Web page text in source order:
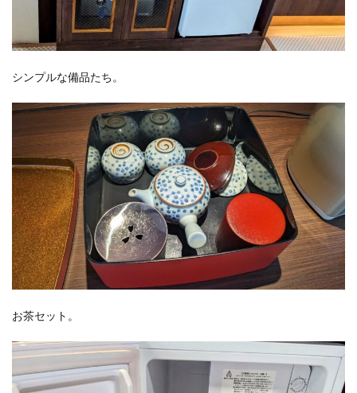
シンプルな備品たち。
お茶セット。